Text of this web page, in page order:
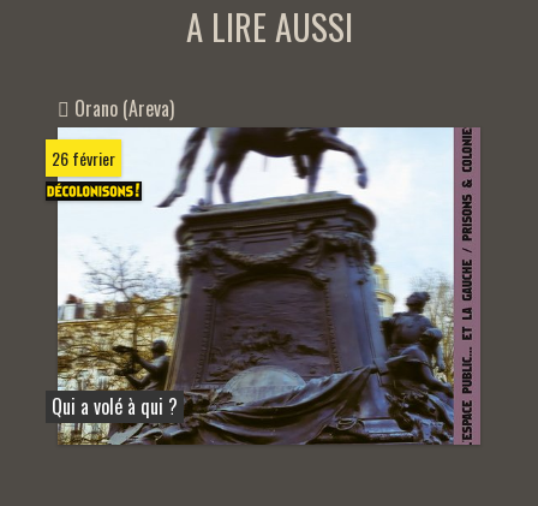
A LIRE AUSSI
Orano (Areva)
26 février
Qui a volé à qui ?